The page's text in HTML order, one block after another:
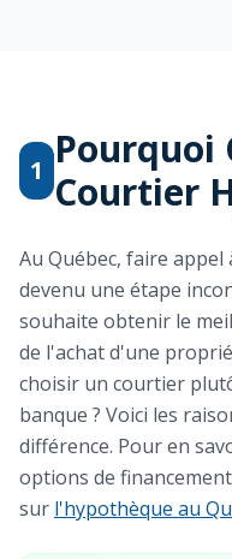
1 Pourquoi
Courtier
Au Québec, faire appel
devenu une étape
souhaite obtenir le
de l'achat d'une
choisir un courtier
banque ? Voici les
différence. Pour en
options de
sur l'hypothèque au